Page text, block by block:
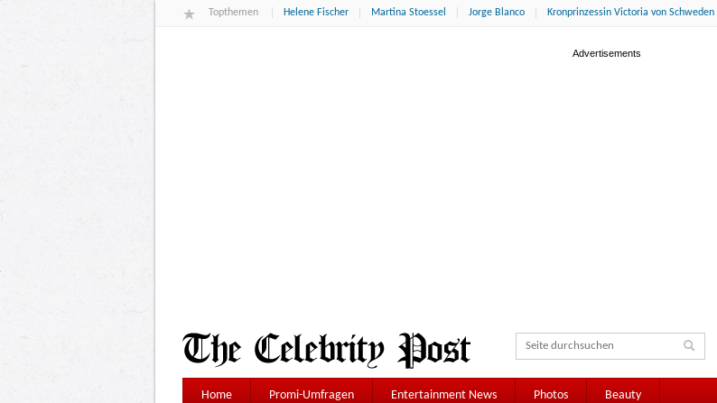
Topthemen Helene Fischer Martina Stoessel Jorge Blanco Kronprinzessin Victoria von Schweden
Home Promi-Umfragen Entertainment News Photos Beauty